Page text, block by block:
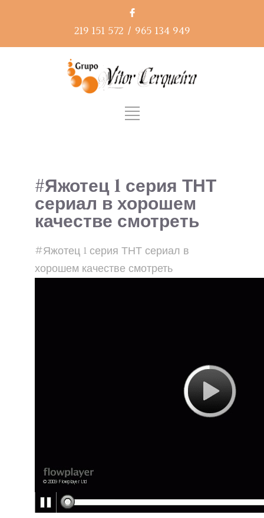
219 151 572 / 965 134 949
#Яжотец 1 серия ТНТ
сериал в хорошем
качестве смотреть
#Яжотец 1 серия ТНТ сериал в
хорошем качестве смотреть